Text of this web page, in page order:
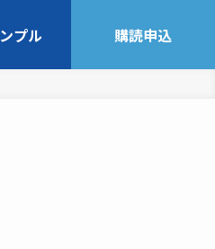
プル 購読申込